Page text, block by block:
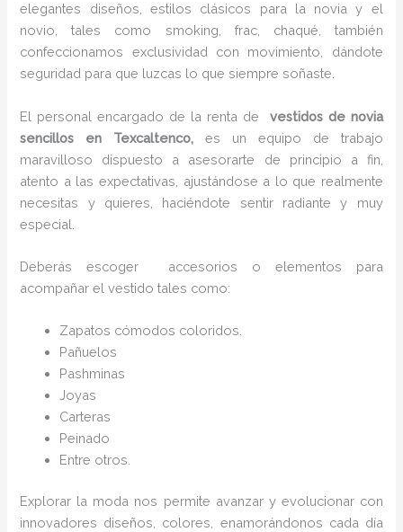
elegantes diseños, estilos clásicos para la novia y el
novio, tales como smoking, frac, chaqué, también
confeccionamos exclusividad con movimiento, dándote
seguridad para que luzcas lo que siempre soñaste.
El personal encargado de la renta de vestidos de novia
sencillos en Texcaltenco, es un equipo de trabajo
maravilloso dispuesto a asesorarte de principio a fin,
atento a las expectativas, ajustándose a lo que realmente
necesitas y quieres, haciéndote sentir radiante y muy
especial.
Deberás escoger accesorios o elementos para
acompañar el vestido tales como:
Zapatos cómodos coloridos.
Pañuelos
Pashminas
Joyas
Carteras
Peinado
Entre otros.
Explorar la moda nos permite avanzar y evolucionar con
innovadores diseños, colores, enamorándonos cada día